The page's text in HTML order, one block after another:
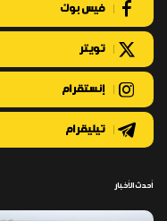
فيس بوك
تويتر
إنستقرام
تيليقرام
أحدث الأخبار